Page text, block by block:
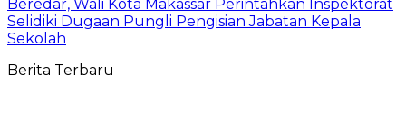
Beredar, Wali Kota Makassar Perintahkan Inspektorat
Selidiki Dugaan Pungli Pengisian Jabatan Kepala
Sekolah
Berita Terbaru